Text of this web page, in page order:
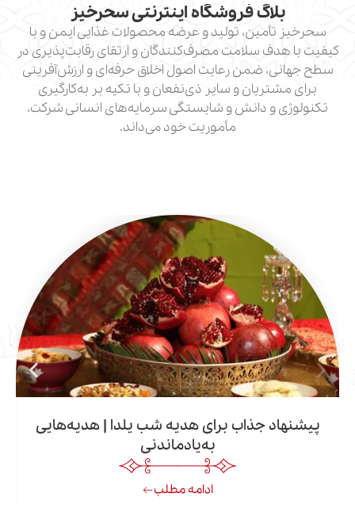
فروشگاه اینترنتی سحرخیز
تولید و عرضه محصولات غذایی ایمن و با
سلامت مصرف‌کنندگان و ارتقای رقابت‌پذیری در
ضمن رعایت اصول اخلاق حرفه‌ای و ارزش‌آفرینی
و سایر ذی‌نفعان و با تکیه بر به‌کارگیری
و دانش و شایستگی سرمایه‌های انسانی شرکت،
مأموریت خود می‌داند.
جذاب برای هدیه شب یلدا | هدیه‌هایی
به‌یادماندنی